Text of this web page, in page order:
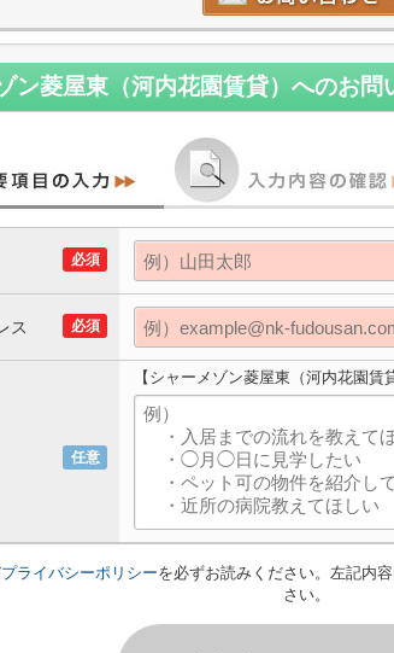
ン菱屋東（河内花園賃貸） へのお問
必須
必須
ス
任意
【シャーメゾン菱屋東（河内花園賃
プライバシーポリシーを必ずお読みください。左記内
さい。